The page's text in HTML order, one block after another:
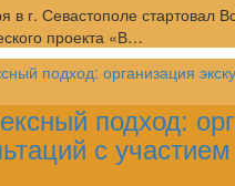
в г. Севастополе стартовал
проекта «В…
подход:
с